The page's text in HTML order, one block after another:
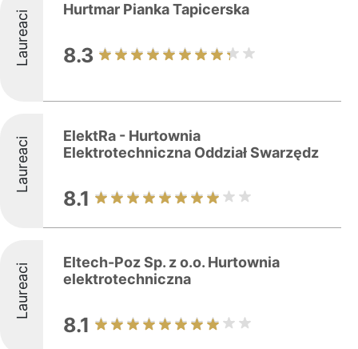
Laureaci Hurtmar Pianka Tapicerska
8.3
Laureaci
ElektRa - Hurtownia
Elektrotechniczna Oddział Swarzędz
8.1
Laureaci
Eltech-Poz Sp. z o.o. Hurtownia
elektrotechniczna
8.1